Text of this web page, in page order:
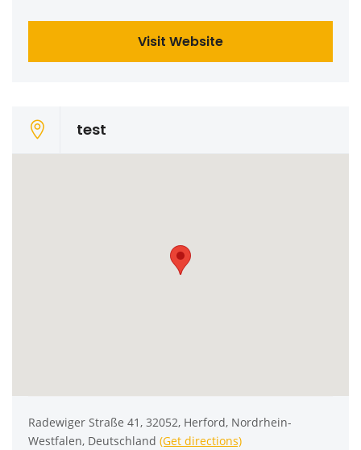
Visit Website
test
Radewiger Straße 41, 32052, Herford, Nordrhein-
Westfalen, Deutschland (Get directions)